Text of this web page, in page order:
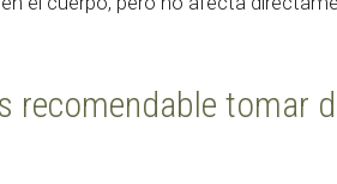
recomendable tomar